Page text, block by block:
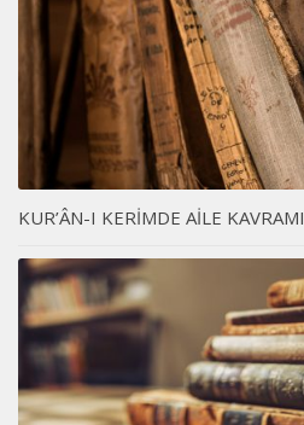
KUR’ÂN-I KERİMDE AİLE KAVRAMI